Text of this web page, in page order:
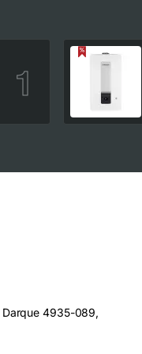
Darque 4935-089,